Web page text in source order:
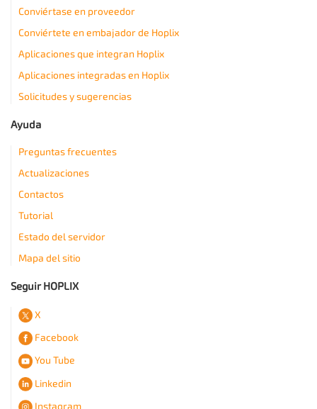
Conviértase en proveedor
Conviértete en embajador de Hoplix
Aplicaciones que integran Hoplix
Aplicaciones integradas en Hoplix
Solicitudes y sugerencias
Ayuda
Preguntas frecuentes
Actualizaciones
Contactos
Tutorial
Estado del servidor
Mapa del sitio
Seguir HOPLIX
X
Facebook
You Tube
Linkedin
Instagram